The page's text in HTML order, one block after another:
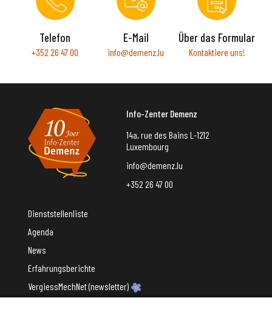
Telefon
+352 26 47 00
E-Mail
info@demenz.lu
Über das Formular
Kontaktiere uns!
Info-Zenter Demenz
14a, rue des Bains L-1212
Luxembourg
info@demenz.lu
+352 26 47 00
Dienststellenliste
Agenda
News
Erfahrungsberichte
VergiessMechNet (newsletter)